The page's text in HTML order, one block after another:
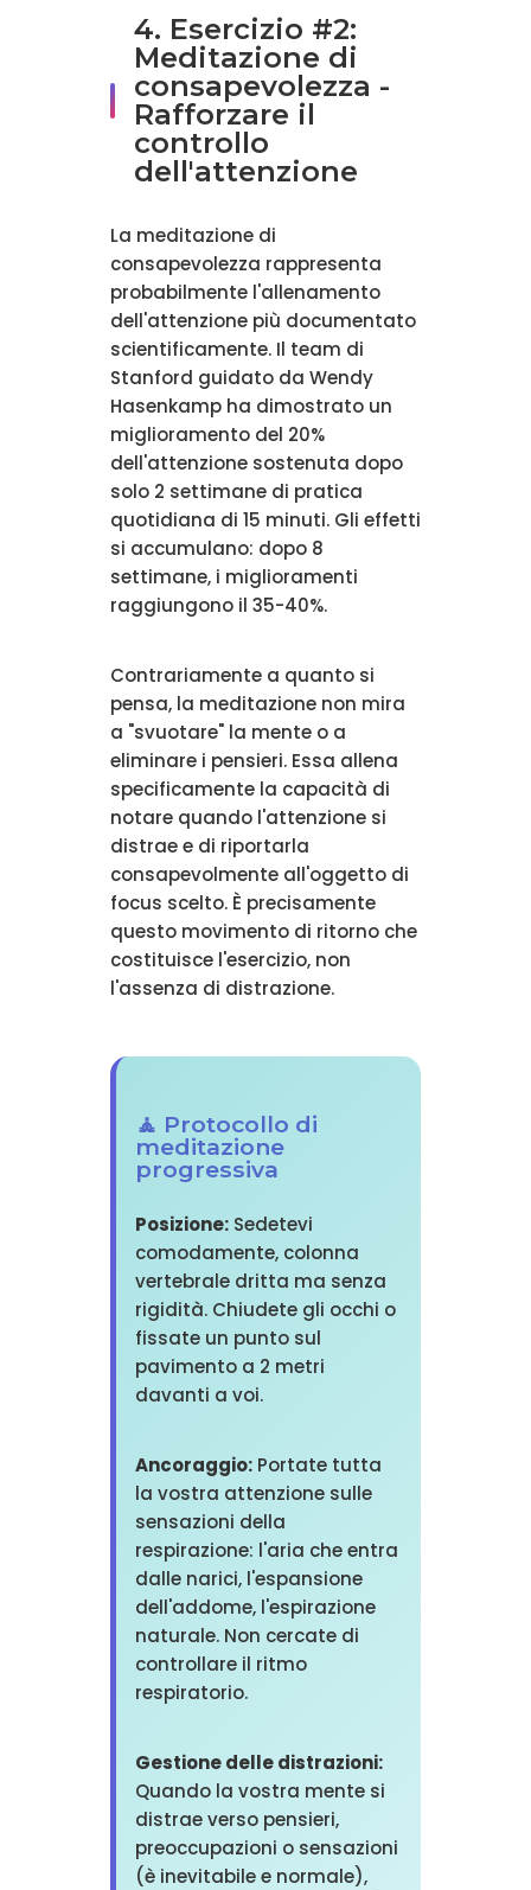
4. Esercizio #2:
Meditazione di
consapevolezza -
Rafforzare il
controllo
dell'attenzione
La meditazione di
consapevolezza rappresenta
probabilmente l'allenamento
dell'attenzione più documentato
scientificamente. Il team di
Stanford guidato da Wendy
Hasenkamp ha dimostrato un
miglioramento del 20%
dell'attenzione sostenuta dopo
solo 2 settimane di pratica
quotidiana di 15 minuti. Gli effetti
si accumulano: dopo 8
settimane, i miglioramenti
raggiungono il 35-40%.
Contrariamente a quanto si
pensa, la meditazione non mira
a "svuotare" la mente o a
eliminare i pensieri. Essa allena
specificamente la capacità di
notare quando l'attenzione si
distrae e di riportarla
consapevolmente all'oggetto di
focus scelto. È precisamente
questo movimento di ritorno che
costituisce l'esercizio, non
l'assenza di distrazione.
🧘 Protocollo di
meditazione
progressiva
Posizione:Sedetevi
comodamente, colonna
vertebrale dritta ma senza
rigidità. Chiudete gli occhi o
fissate un punto sul
pavimento a 2 metri
davanti a voi.
Ancoraggio:Portate tutta
la vostra attenzione sulle
sensazioni della
respirazione: l'aria che entra
dalle narici, l'espansione
dell'addome, l'espirazione
naturale. Non cercate di
controllare il ritmo
respiratorio.
Gestione delle distrazioni:
Quando la vostra mente si
distrae verso pensieri,
preoccupazioni o sensazioni
(è inevitabile e normale),